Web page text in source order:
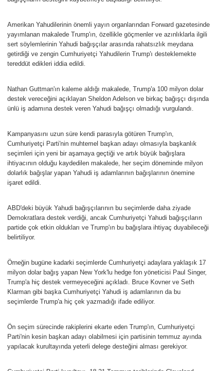
Amerikan Yahudilerinin önemli yayın organlarından Forward gazetesinde
yayımlanan makalede Trump'ın, özellikle göçmenler ve azınlıklarla ilgili
sert söylemlerinin Yahudi bağışçılar arasında rahatsızlık meydana
getirdiği ve zengin Cumhuriyetçi Yahudilerin Trump'ı desteklemekte
tereddüt edikleri iddia edildi.
Nathan Guttman'ın kaleme aldığı makalede, Trump'a 100 milyon dolar
destek vereceğini açıklayan Sheldon Adelson ve birkaç bağışçı dışında
ünlü iş adamına destek veren Yahudi bağışçı olmadığı vurgulandı.
Kampanyasını uzun süre kendi parasıyla götüren Trump'ın,
Cumhuriyetçi Parti'nin muhtemel başkan adayı olmasıyla başkanlık
seçimleri için yeni bir aşamaya geçtiği ve artık büyük bağışlara
ihtiyacının olduğu kaydedilen makalede, her seçim döneminde milyon
dolarlık bağışlar yapan Yahudi iş adamlarının bağışlarının önemine
işaret edildi.
ABD'deki büyük Yahudi bağışçılarının bu seçimlerde daha ziyade
Demokratlara destek verdiği, ancak Cumhuriyetçi Yahudi bağışçıların
partide çok etkin oldukları ve Trump'ın bu bağışlara ihtiyaç duyabileceği
belirtiliyor.
Örneğin bugüne kadarki seçimlerde Cumhuriyetçi adaylara yaklaşık 17
milyon dolar bağış yapan New York'lu hedge fon yöneticisi Paul Singer,
Trump'a hiç destek vermeyeceğini açıkladı. Bruce Kovner ve Seth
Klarman gibi başka Cumhuriyetçi Yahudi iş adamlarının da bu
seçimlerde Trump'a hiç çek yazmadığı ifade ediliyor.
Ön seçim sürecinde rakiplerini ekarte eden Trump'ın, Cumhuriyetçi
Parti'nin kesin başkan adayı olabilmesi için partisinin temmuz ayında
yapılacak kurultayında yeterli delege desteğini alması gerekiyor.